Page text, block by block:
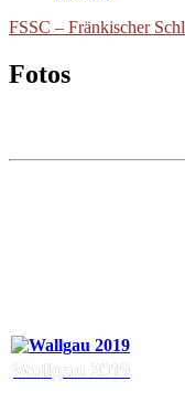
FSSC – Fränkischer
Fotos
Wallgau 2019